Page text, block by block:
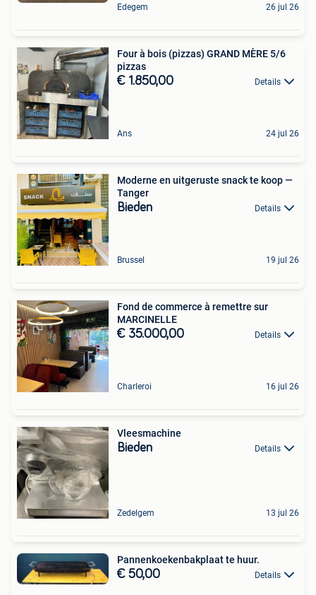
Edegem 26 jul 26
Four à bois (pizzas) GRAND MÈRE 5/6
pizzas
€ 1.850,00 Details
Ans 24 jul 26
Moderne en uitgeruste snack te koop —
Tanger
Bieden Details
Brussel 19 jul 26
Fond de commerce à remettre sur
MARCINELLE
€ 35.000,00 Details
Charleroi 16 jul 26
Vleesmachine
Bieden Details
Zedelgem 13 jul 26
Pannenkoekenbakplaat te huur.
€ 50,00 Details